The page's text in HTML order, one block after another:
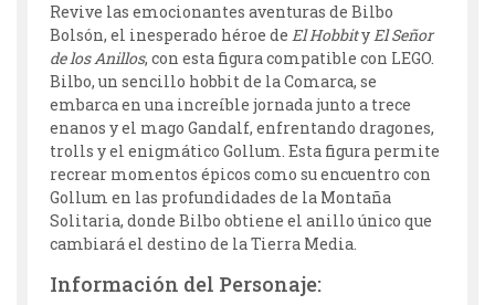
Revive las emocionantes aventuras de Bilbo
Bolsón, el inesperado héroe de El HobbityEl Señor
de los Anillos, con esta figura compatible con LEGO.
Bilbo, un sencillo hobbit de la Comarca, se
embarca en una increíble jornada junto a trece
enanos y el mago Gandalf, enfrentando dragones,
trolls y el enigmático Gollum. Esta figura permite
recrear momentos épicos como su encuentro con
Gollum en las profundidades de la Montaña
Solitaria, donde Bilbo obtiene el anillo único que
cambiará el destino de la Tierra Media.
Información del Personaje: